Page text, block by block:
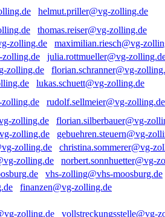
helmut.priller@vg-zolling.de
thomas.reiser@vg-zolling.de
maximilian.riesch@vg-
julia.rottmueller@vg-
florian.schranner@vg-
lukas.schuett@vg-zolling.de
rudolf.sellmeier@vg-zolling.de
florian.silberbauer@vg-
gebuehren.steuern@vg-
christina.sommerer@vg-
norbert.sonnhuetter@vg-
vhs-zolling@vhs-moosburg.de
finanzen@vg-zolling.de
vollstreckungsstelle@vg-